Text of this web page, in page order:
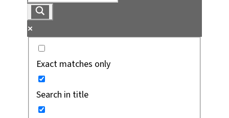
Exact matches only
Search in title